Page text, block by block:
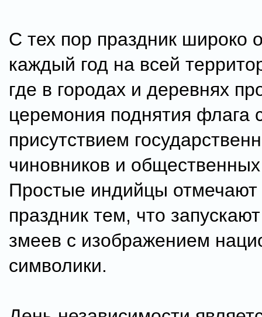
С тех пор праздник широко
каждый год на всей
где в городах и деревнях
церемония поднятия флага
присутствием
чиновников и
Простые индийцы отмечают
праздник тем, что
змеев с изображением
символики.